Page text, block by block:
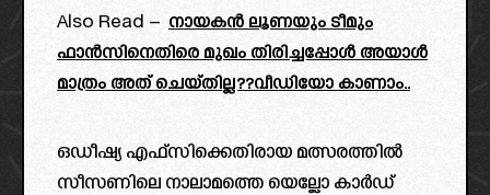
Also Read – നായകൻ ലൂണയും ടീമും
ഫാൻസിനെതിരെ മുഖം തിരിച്ചപ്പോൾ അയാൾ
മാത്രം അത് ചെയ്തില്ല??വീഡിയോ കാണാം..
ഒഡീഷ്യ എഫ്സിക്കെതിരായ മത്സരത്തിൽ
സീസണിലെ നാലാമത്തെ യെല്ലോ കാർഡ്